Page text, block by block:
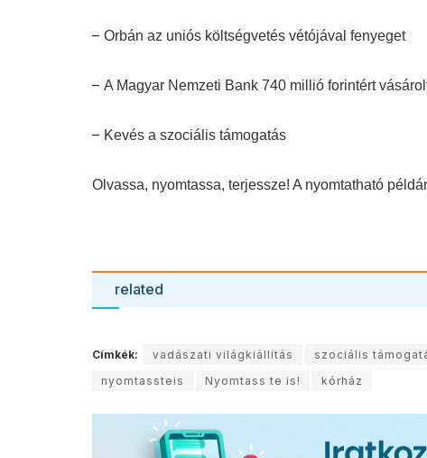
– Orbán az uniós költségvetés vétójával fenyeget
– A Magyar Nemzeti Bank 740 millió forintért
– Kevés a szociális támogatás
Olvassa, nyomtassa, terjessze! A nyomtatható
related
Címkék: vadászati világkiállítás szociális
nyomtassteis
Nyomtass te is! kórház